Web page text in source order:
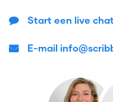
Start een live chat
E-mail